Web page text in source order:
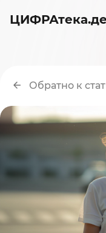
Обратно к